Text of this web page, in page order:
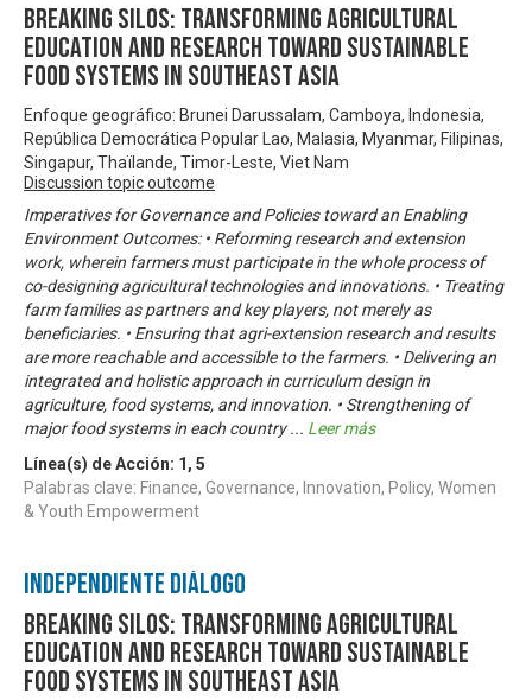
Breaking Silos: Transforming Agricultural
Education and Research toward Sustainable
Food Systems in Southeast Asia
Enfoque geográfico: Brunei Darussalam, Camboya, Indonesia,
República Democrática Popular Lao, Malasia, Myanmar, Filipinas,
Singapur, Thaïlande, Timor-Leste, Viet Nam
Discussion topic outcome
Imperatives for Governance and Policies toward an Enabling
Environment Outcomes: • Reforming research and extension
work, wherein farmers must participate in the whole process of
co-designing agricultural technologies and innovations. • Treating
farm families as partners and key players, not merely as
beneficiaries. • Ensuring that agri-extension research and results
are more reachable and accessible to the farmers. • Delivering an
integrated and holistic approach in curriculum design in
agriculture, food systems, and innovation. • Strengthening of
major food systems in each country... Leer más
Línea(s) de Acción: 1 , 5
Palabras clave: Finance, Governance, Innovation, Policy, Women
& Youth Empowerment
Independiente Diálogo
Breaking Silos: Transforming Agricultural
Education and Research toward Sustainable
Food Systems in Southeast Asia